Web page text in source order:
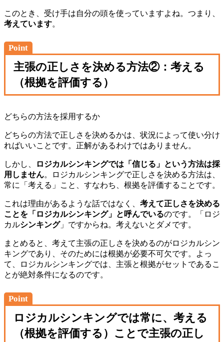
このとき、受け手は自分の頭を使っていますよね。つまり、
考えています。
Point
主張の正しさを決める方法②：考える
（根拠を評価する）
どちらの方法を採用するか
どちらの方法で正しさを決めるかは、状況によって使い分け
ればいいことです。正解があるわけではありません。
しかし、
ロジカルシンキングでは「信じる」という方法は採
用しません。ロジカルシンキングで正しさを決める方法は、
常に「考える」こと、すなわち、根拠を評価することです。
これは理由があるような話ではなく、 考えて正しさを決める
ことを「ロジカルシンキング」と呼んでいるのです。「ロジ
カルシンキング」ですからね。考えないとダメです。
まとめると、考えて主張の正しさを決めるのがロジカルシン
キングであり、そのためには根拠が必要不可欠です。よっ
て、ロジカルシンキングでは、主張と根拠がセットであるこ
とが絶対条件になるのです。
Point
ロジカルシンキングでは常に、考える
（根拠を評価する）ことで主張の正し